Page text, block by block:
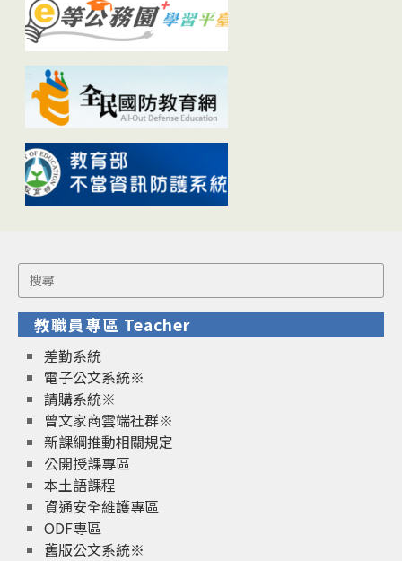
Search
for:
教職員專區 Teacher
差勤系統
電子公文系統※
請購系統※
曾文家商雲端社群※
新課綱推動相關規定
公開授課專區
本土語課程
資通安全維護專區
ODF專區
舊版公文系統※